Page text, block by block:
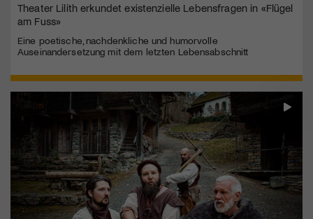
Theater Lilith erkundet existenzielle Lebensfragen in «Flügel
am Fuss»
Eine poetische, nachdenkliche und humorvolle
Auseinandersetzung mit dem letzten Lebensabschnitt